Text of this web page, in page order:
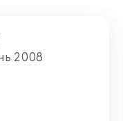
2008